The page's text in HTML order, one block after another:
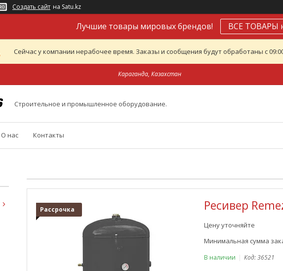
Создать сайт на Satu.kz
Лучшие товары мировых брендов! ВСЕ ТОВАРЫ
Сейчас у компании нерабочее время. Заказы и сообщения будут обработаны с
Караганда, Казахстан
Строительное и промышленное оборудование.
О нас Контакты
Рассрочка Ресивер
Цену уточняйте
Минимальная сумма
В наличии Код:36521